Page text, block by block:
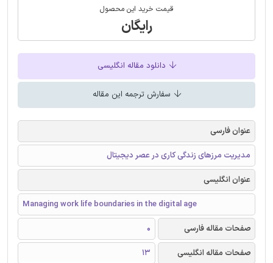
قیمت خرید این محصول
رایگان
دانلود مقاله انگلیسی
سفارش ترجمه این مقاله
عنوان فارسی
مدیریت مرزهای زندگی کاری در عصر دیجیتال
عنوان انگلیسی
Managing work life boundaries in the digital age
صفحات مقاله فارسی
0
صفحات مقاله انگلیسی
13